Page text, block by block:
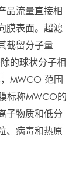
品流量直接相
膜表面。超滤
截留分子量
的球状分子相
MWCO 范围
标称MWCO的
子物质和低分
、病毒和热原